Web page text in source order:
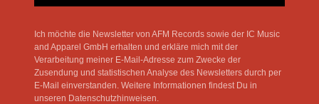
Ich möchte die Newsletter von AFM Records sowie der IC Music
and Apparel GmbH erhalten und erkläre mich mit der
Verarbeitung meiner E-Mail-Adresse zum Zwecke der
Zusendung und statistischen Analyse des Newsletters durch per
E-Mail einverstanden. Weitere Informationen findest Du in
unseren Datenschutzhinweisen.